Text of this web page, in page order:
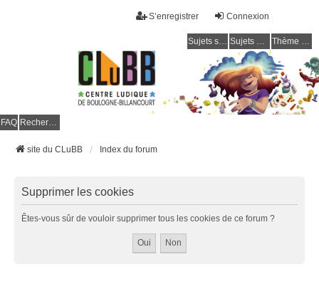
Connexion
S’enregistrer
Sujets sans réponse Sujets actifs Thème clair / foncé
FAQ Rechercher
site du CLuBB Index du forum
Supprimer les cookies
Êtes-vous sûr de vouloir supprimer tous les cookies de ce forum ?